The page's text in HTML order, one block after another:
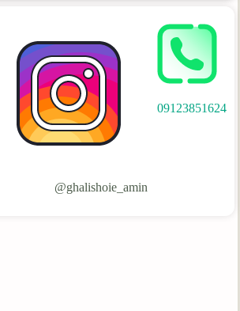
09123851624
ghalishoie_amin@